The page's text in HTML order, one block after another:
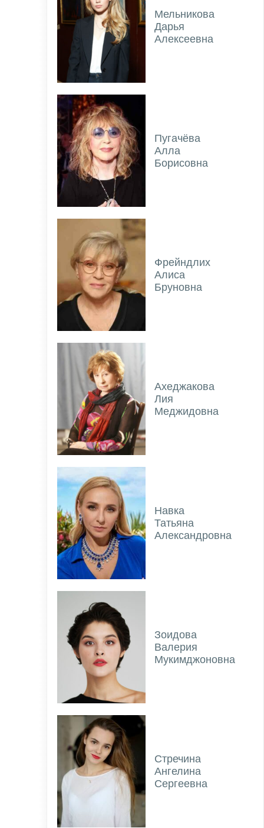
Мельникова
Дарья
Алексеевна
Пугачёва
Алла
Борисовна
Фрейндлих
Алиса
Бруновна
Ахеджакова
Лия
Меджидовна
Навка
Татьяна
Александровна
Зоидова
Валерия
Мукимджоновна
Стречина
Ангелина
Сергеевна